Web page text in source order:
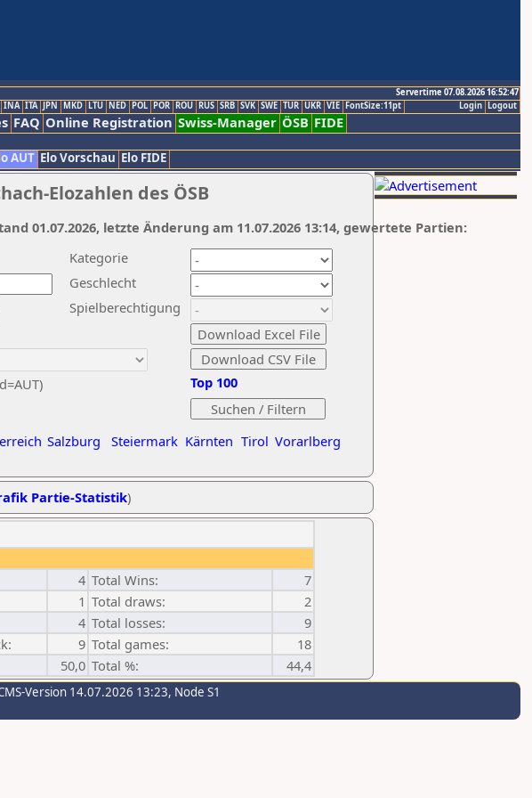
Servertime 07.08.2026 16:52:47
Logout
Login
INA ITA JPN MKD LTU NED POL POR ROU RUS SRB SVK SWE TUR UKR VIE FontSize:11pt
FAQ Online Registration Swiss-Manager ÖSB FIDE
AUT Elo Vorschau Elo FIDE
Elozahlen des ÖSB
Kategorie
Geschlecht
Spielberechtigung
Salzburg Steiermark Kärnten Tirol Vorarlberg
Top 100
01.07.2026, letzte Änderung am 11.07.2026 13:14, gewertete Partien:
Partie-Statistik)
4 Total Wins:
7
1 Total draws:
2
4 Total losses:
9
9 Total games:
18
50,0 Total %: 44,4
Version 14.07.2026 13:23, Node S1